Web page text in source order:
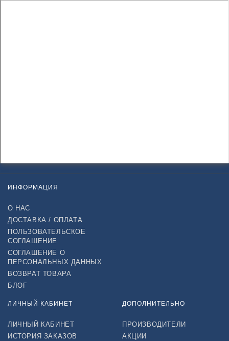
ИНФОРМАЦИЯ
О НАС
ДОСТАВКА / ОПЛАТА
ПОЛЬЗОВАТЕЛЬСКОЕ
СОГЛАШЕНИЕ
СОГЛАШЕНИЕ О
ПЕРСОНАЛЬНЫХ ДАННЫХ
ВОЗВРАТ ТОВАРА
БЛОГ
ЛИЧНЫЙ КАБИНЕТ
ЛИЧНЫЙ КАБИНЕТ
ИСТОРИЯ ЗАКАЗОВ
ДОПОЛНИТЕЛЬНО
ПРОИЗВОДИТЕЛИ
АКЦИИ